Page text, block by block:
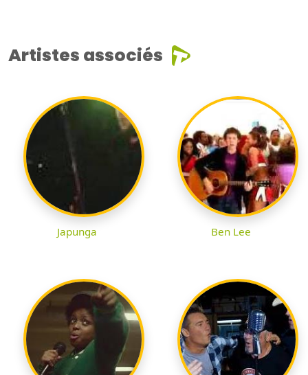
Artistes associés
Japunga Ben Lee